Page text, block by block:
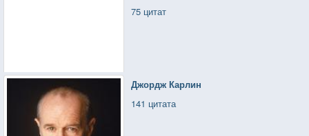
75 цитат
Джордж Карлин
141 цитата